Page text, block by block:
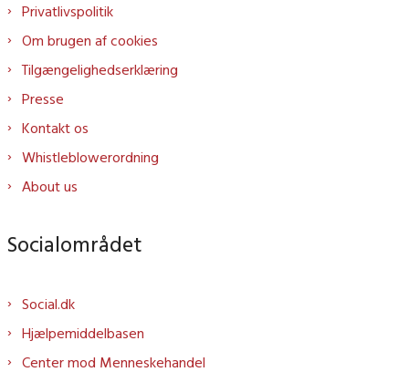
Privatlivspolitik
Om brugen af cookies
Tilgængelighedserklæring
Presse
Kontakt os
Whistleblowerordning
About us
Socialområdet
Social.dk
Hjælpemiddelbasen
Center mod Menneskehandel